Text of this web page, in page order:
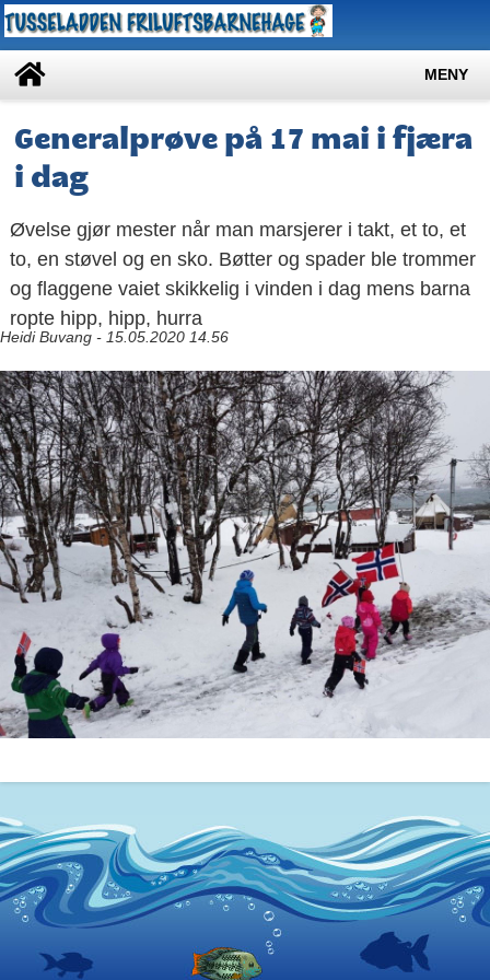
MENY
Generalprøve på 17 mai i fjæra
i dag
Øvelse gjør mester når man marsjerer i takt, et to, et
to, en støvel og en sko. Bøtter og spader ble trommer
og flaggene vaiet skikkelig i vinden i dag mens barna
ropte hipp, hipp, hurra
Heidi Buvang - 15.05.2020 14.56